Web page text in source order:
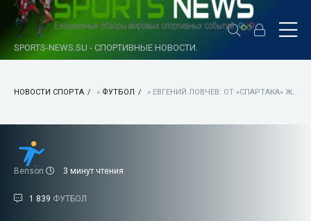
SPORTS-NEWS.SU - СПОРТИВНЫЕ НОВОСТИ.
НОВОСТИ СПОРТА » ФУТБОЛ » ЕВГЕНИЙ ЛОВЧЕВ: ОТ «СПАРТАКА» ЖДУ БОЛЬШЕГО, «ЗЕНИТ» ЕЩЕ ПРИБАВИТ - «ФУТБОЛ»
Benson 3 минут чтения
1 839 ФУТБОЛ